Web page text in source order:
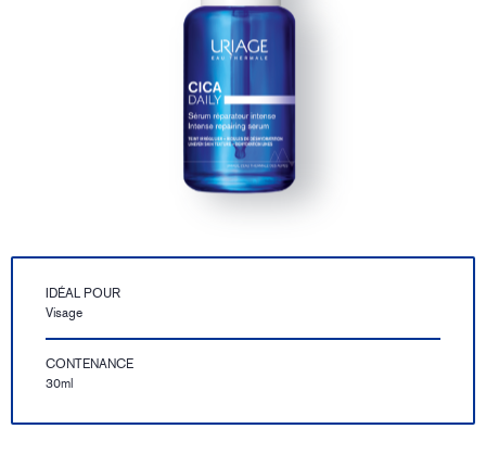
IDÉAL POUR
Visage
CONTENANCE
30ml